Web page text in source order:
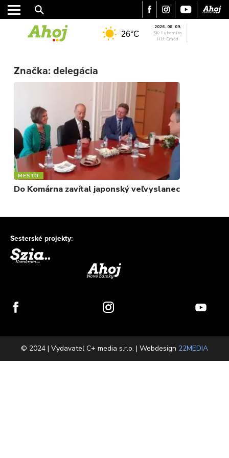
ŠPORT
FOTKY
VIDEO
MIX
26°C
2026. 08. 09.
SK: Ľubomíra
HU: Emőd
Značka: delegácia
MESTO
Do Komárna zavítal japonský veľvyslanec
Sesterské projekty:
© 2024 | Vydavateľ C+ media s.r.o. | Webdesign 22MEDIA